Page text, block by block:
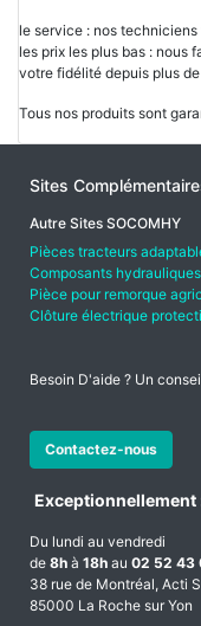
le service : nos
les prix les plus bas : nous
votre fidélité depuis plus
Tous nos produits sont
Sites
Autre Sites SOCOMHY
Pièces tracteurs
Composants hydrauliques
Pièce pour remorque
Clôture électrique
Besoin D'aide ? Un
Contactez-nous
Exceptionnellement
Du lundi au vendredi
de 8h à 18h au 02 52 43
38 rue de Montréal, Acti
85000 La Roche sur Yon